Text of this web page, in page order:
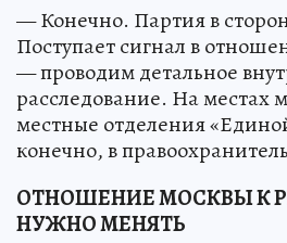
— Конечно. Партия в
Поступает сигнал в
— проводим детальное
расследование. На местах
местные отделения
конечно, в
ОТНОШЕНИЕ МОСКВЫ К
НУЖНО МЕНЯТЬ